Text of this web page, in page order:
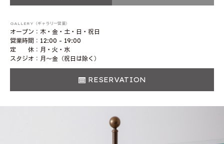
GALLERY（ギャラリー営業）
オープン：木・金・土・日・祝日
営業時間：12:00 - 19:00
定 休：月・火・水
スタジオ：月〜金（祝日は除く）
RESERVATION